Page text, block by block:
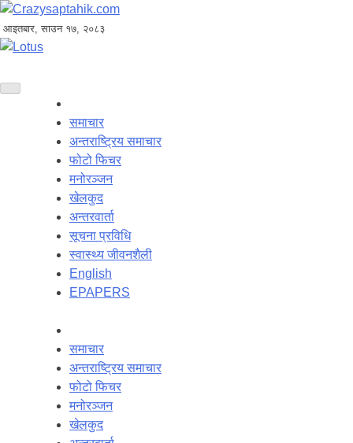
आइतबार, साउन १७, २०८३
समाचार
अन्तराष्ट्रिय समाचार
फोटो फिचर
मनोरञ्जन
खेलकुद
अन्तरवार्ता
सूचना प्रविधि
स्वास्थ्य जीवनशैली
English
EPAPERS
समाचार
अन्तराष्ट्रिय समाचार
फोटो फिचर
मनोरञ्जन
खेलकुद